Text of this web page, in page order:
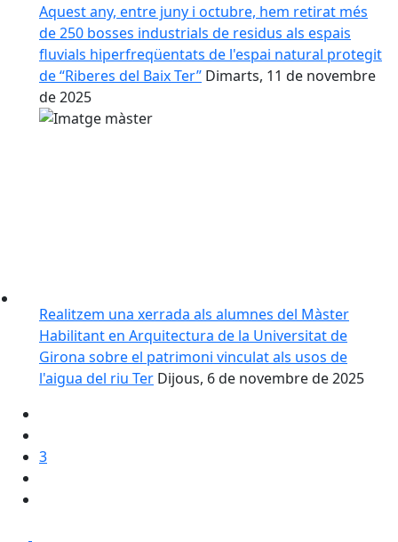
Aquest any, entre juny i octubre, hem retirat més
de 250 bosses industrials de residus als espais
fluvials hiperfreqüentats de l'espai natural protegit
de “Riberes del Baix Ter” Dimarts, 11 de novembre
de 2025
Realitzem una xerrada als alumnes del Màster
Habilitant en Arquitectura de la Universitat de
Girona sobre el patrimoni vinculat als usos de
l'aigua del riu Ter Dijous, 6 de novembre de 2025
3